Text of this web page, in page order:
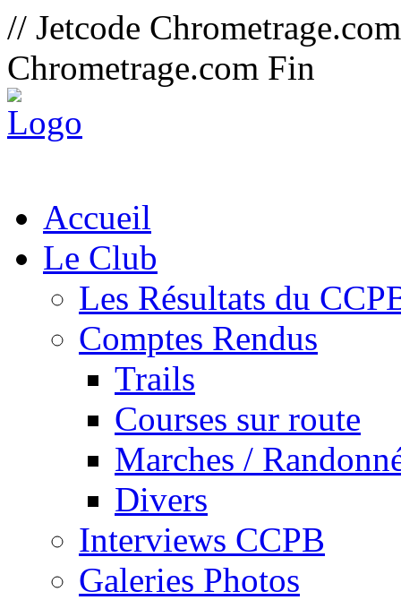
// Jetcode
Chrometrage.com Fin
Accueil
Le Club
Les Résultats du
Comptes Rendus
Trails
Courses sur route
Marches /
Divers
Interviews CCPB
Galeries Photos